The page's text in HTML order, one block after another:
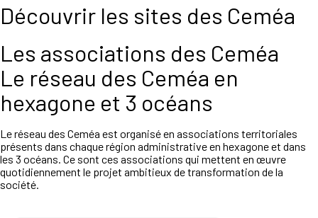
Découvrir les sites des Ceméa
Les associations des Ceméa
Le réseau des Ceméa en
hexagone et 3 océans
Le réseau des Ceméa est organisé en associations territoriales
présents dans chaque région administrative en hexagone et dans
les 3 océans. Ce sont ces associations qui mettent en œuvre
quotidiennement le projet ambitieux de transformation de la
société.